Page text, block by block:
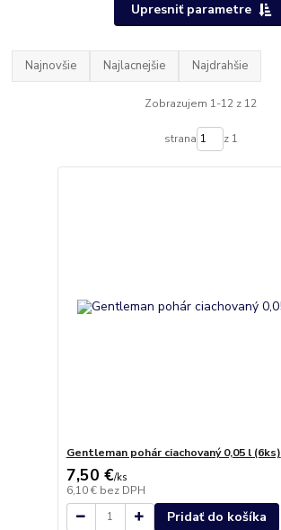
Upresniť parametre
Najnovšie Najlacnejšie Najdrahšie
Zobrazujem 1-12 z 12
strana z 1
Gentleman pohár ciachovaný 0,05 l (6ks)
7,50 €/ks
6,10 € bez DPH
Pridať do košíka